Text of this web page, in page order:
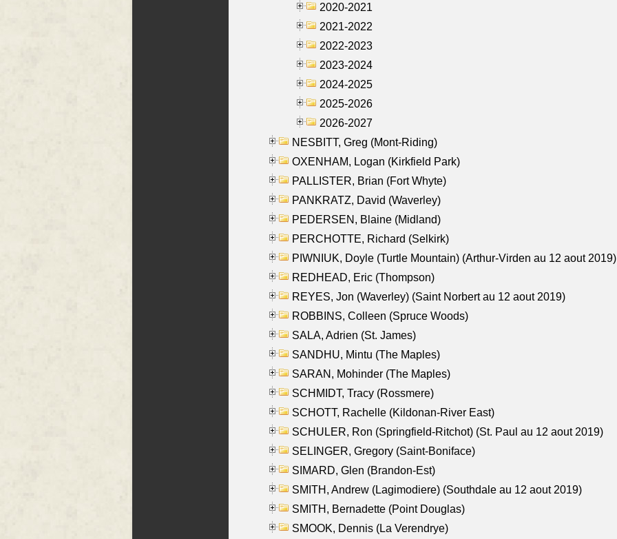
2020-2021
2021-2022
2022-2023
2023-2024
2024-2025
2025-2026
2026-2027
NESBITT, Greg (Mont-Riding)
OXENHAM, Logan (Kirkfield Park)
PALLISTER, Brian (Fort Whyte)
PANKRATZ, David (Waverley)
PEDERSEN, Blaine (Midland)
PERCHOTTE, Richard (Selkirk)
PIWNIUK, Doyle (Turtle Mountain) (Arthur-Virden au 12 aout 2019)
REDHEAD, Eric (Thompson)
REYES, Jon (Waverley) (Saint Norbert au 12 aout 2019)
ROBBINS, Colleen (Spruce Woods)
SALA, Adrien (St. James)
SANDHU, Mintu (The Maples)
SARAN, Mohinder (The Maples)
SCHMIDT, Tracy (Rossmere)
SCHOTT, Rachelle (Kildonan-River East)
SCHULER, Ron (Springfield-Ritchot) (St. Paul au 12 aout 2019)
SELINGER, Gregory (Saint-Boniface)
SIMARD, Glen (Brandon-Est)
SMITH, Andrew (Lagimodiere) (Southdale au 12 aout 2019)
SMITH, Bernadette (Point Douglas)
SMOOK, Dennis (La Verendrye)